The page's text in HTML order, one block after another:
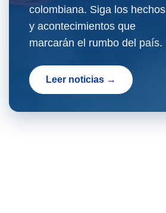
colombiana. Siga los hechos
y acontecimientos que
marcarán el rumbo del país.
Leer noticias →